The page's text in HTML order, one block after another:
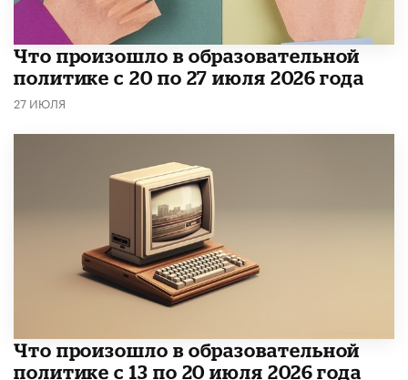
​Что произошло в образовательной
политике с 20 по 27 июля 2026 года
27 ИЮЛЯ
Что произошло в образовательной
политике с 13 по 20 июля 2026 года